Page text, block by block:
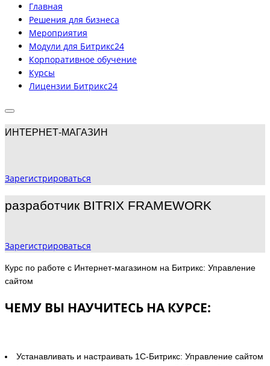
Главная
Решения для бизнеса
Мероприятия
Модули для Битрикс24
Корпоративное обучение
Курсы
Лицензии Битрикс24
ИНТЕРНЕТ-МАГАЗИН
Зарегистрироваться
разработчик BITRIX FRAMEWORK
Зарегистрироваться
Курс по работе с Интернет-магазином на Битрикс: Управление
сайтом
ЧЕМУ ВЫ НАУЧИТЕСЬ НА КУРСЕ:
Устанавливать и настраивать 1С-Битрикс: Управление сайтом